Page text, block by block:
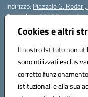
Cookies e altri
Il nostro Istituto non
sono utilizzati
corretto
istituzionali e alla sua
Indirizzo: Piazzale G.
Centralino:0803741816 -
Email:
Posta elettronica
Codice meccanografico:
Codice Indice delle
Codice unico di fatturazione